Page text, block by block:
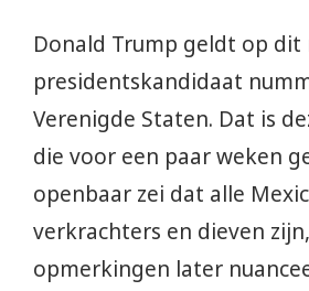
Donald Trump geldt op dit
presidentskandidaat
Verenigde Staten. Dat is
die voor een paar weken
openbaar zei dat alle
verkrachters en dieven
opmerkingen later